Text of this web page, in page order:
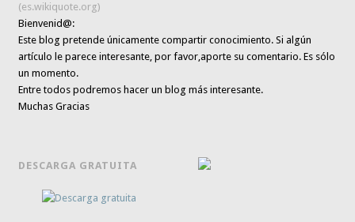
(es.wikiquote.org)
Bienvenid@:
Este blog pretende únicamentecompartir conocimiento. Si algún
artículo le parece interesante,por favor,aporte su comentario. Es sólo
un momento.
Entre todos podremos hacer un blog más interesante.
Muchas Gracias
DESCARGA GRATUITA